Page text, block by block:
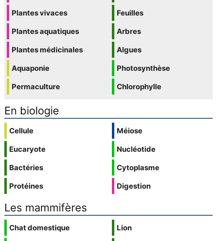
Plantes vivaces
Plantes aquatiques
Plantes médicinales
Aquaponie
Permaculture
Feuilles
Arbres
Algues
Photosynthèse
Chlorophylle
En biologie
Cellule
Eucaryote
Bactéries
Protéines
Méiose
Nucléotide
Cytoplasme
Digestion
Les mammifères
Chat domestique
Lion